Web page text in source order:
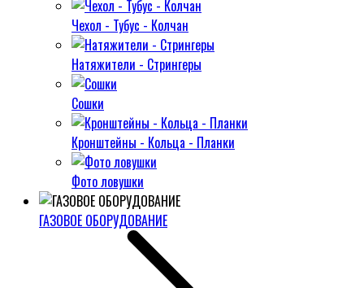
Чехол - Тубус - Колчан
Натяжители - Стрингеры
Сошки
Кронштейны - Кольца - Планки
Фото ловушки
ГАЗОВОЕ ОБОРУДОВАНИЕ